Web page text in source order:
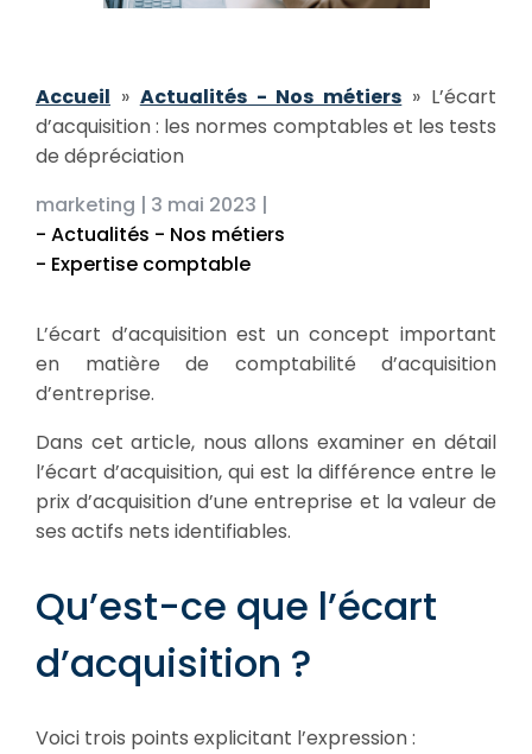
Accueil » Actualités - Nos métiers » L’écart
d’acquisition : les normes comptables et les tests
de dépréciation
marketing | 3 mai 2023 |
- Actualités - Nos métiers
- Expertise comptable
L’écart d’acquisition est un concept important
en matière de comptabilité d’acquisition
d’entreprise.
Dans cet article, nous allons examiner en détail
l’écart d’acquisition, qui est la différence entre le
prix d’acquisition d’une entreprise et la valeur de
ses actifs nets identifiables.
Qu’est-ce que l’écart
d’acquisition ?
Voici trois points explicitant l’expression :